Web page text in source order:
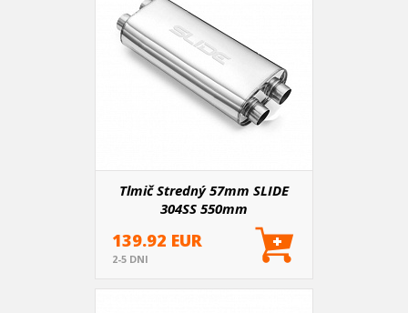
Tlmič Stredný 57mm SLIDE
304SS 550mm
139.92 EUR
2-5 DNI